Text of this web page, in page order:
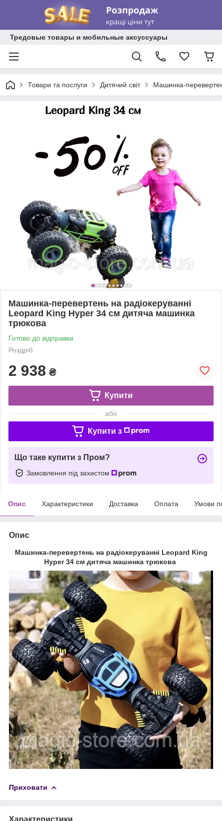
Тредовые товары и мобильные аксуссуары
Товари та послуги Дитячий світ Машинка-
Машинка-перевертень на радіокеруванні
Leopard King Hyper 34 см дитяча машинка
трюкова
Готово до відправки
Роздріб
2 938 ₴
Купити
або
Купити з
Що таке купити з Пром?
Замовлення під захистом
Опис Характеристики Доставка Оплата Умови
Опис
Машинка-перевертень на радіокеруванні Leopard King
Hyper 34 см дитяча машинка трюкова
Приховати
Характеристики